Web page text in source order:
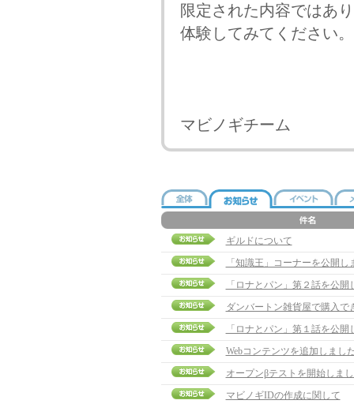
限定された内容ではあ
体験してみてください。
マビノギチーム
ギルドについて
「知識王」コーナーを公開し
「ロナとパン」第２話を公開
ダンバートン雑貨屋で購入で
「ロナとパン」第１話を公開
Webコンテンツを追加しまし
オープンβテストを開始しま
マビノギIDの作成に関して